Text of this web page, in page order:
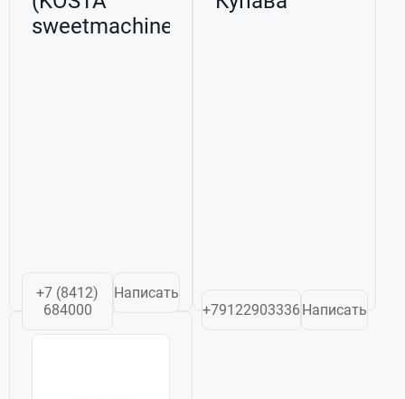
sweetmachines),
+7 (8412)
684000
Написать
+79122903336 Написать